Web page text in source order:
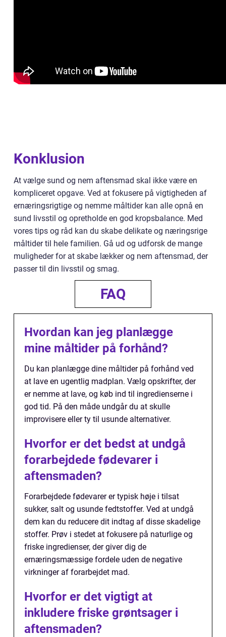
Konklusion
At vælge sund og nem aftensmad skal ikke være en
kompliceret opgave. Ved at fokusere på vigtigheden af
ernæringsrigtige og nemme måltider kan alle opnå en
sund livsstil og opretholde en god kropsbalance. Med
vores tips og råd kan du skabe delikate og næringsrige
måltider til hele familien. Gå ud og udforsk de mange
muligheder for at skabe lækker og nem aftensmad, der
passer til din livsstil og smag.
FAQ
Hvordan kan jeg planlægge
mine måltider på forhånd?
Du kan planlægge dine måltider på forhånd ved
at lave en ugentlig madplan. Vælg opskrifter, der
er nemme at lave, og køb ind til ingredienserne i
god tid. På den måde undgår du at skulle
improvisere eller ty til usunde alternativer.
Hvorfor er det bedst at undgå
forarbejdede fødevarer i
aftensmaden?
Forarbejdede fødevarer er typisk høje i tilsat
sukker, salt og usunde fedtstoffer. Ved at undgå
dem kan du reducere dit indtag af disse skadelige
stoffer. Prøv i stedet at fokusere på naturlige og
friske ingredienser, der giver dig de
ernæringsmæssige fordele uden de negative
virkninger af forarbejdet mad.
Hvorfor er det vigtigt at
inkludere friske grøntsager i
aftensmaden?